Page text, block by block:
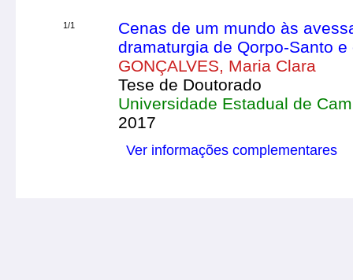
1/1
Cenas de um mundo às
dramaturgia de Qorpo-Santo
GONÇALVES, Maria Clara
Tese de Doutorado
Universidade Estadual de
2017
Ver informações complementares